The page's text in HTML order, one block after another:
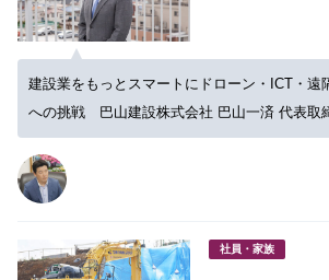
建設業をもっとスマートにドローン・ICT・遠
への挑戦 巴山建設株式会社 巴山一済 代表取
社員・家族